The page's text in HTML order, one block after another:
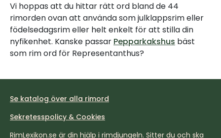
Vi hoppas att du hittar rätt ord bland de 44
rimorden ovan att använda som julklappsrim eller
födelsedagsrim eller helt enkelt för att stilla din
nyfikenhet. Kanske passar Pepparkakshus bäst
som rim ord för Representanthus?
Se katalog över alla rimord
Sekretesspolicy & Cookies
RimLexikon.se är din hjälp i rimdjungeln. Sitter du och ska